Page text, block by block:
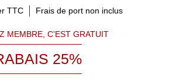
qu'une tonnelle en bois séduira ceux qui
chaleureuse et authentique.
votre projet, vous investissez dans
TTC Frais de port non inclus
MEMBRE, C’EST GRATUIT
25%